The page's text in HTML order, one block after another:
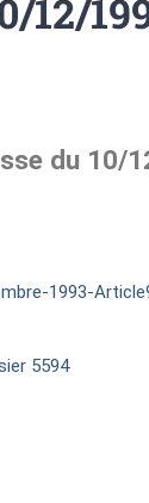
12/
du 10/
1993-
5594